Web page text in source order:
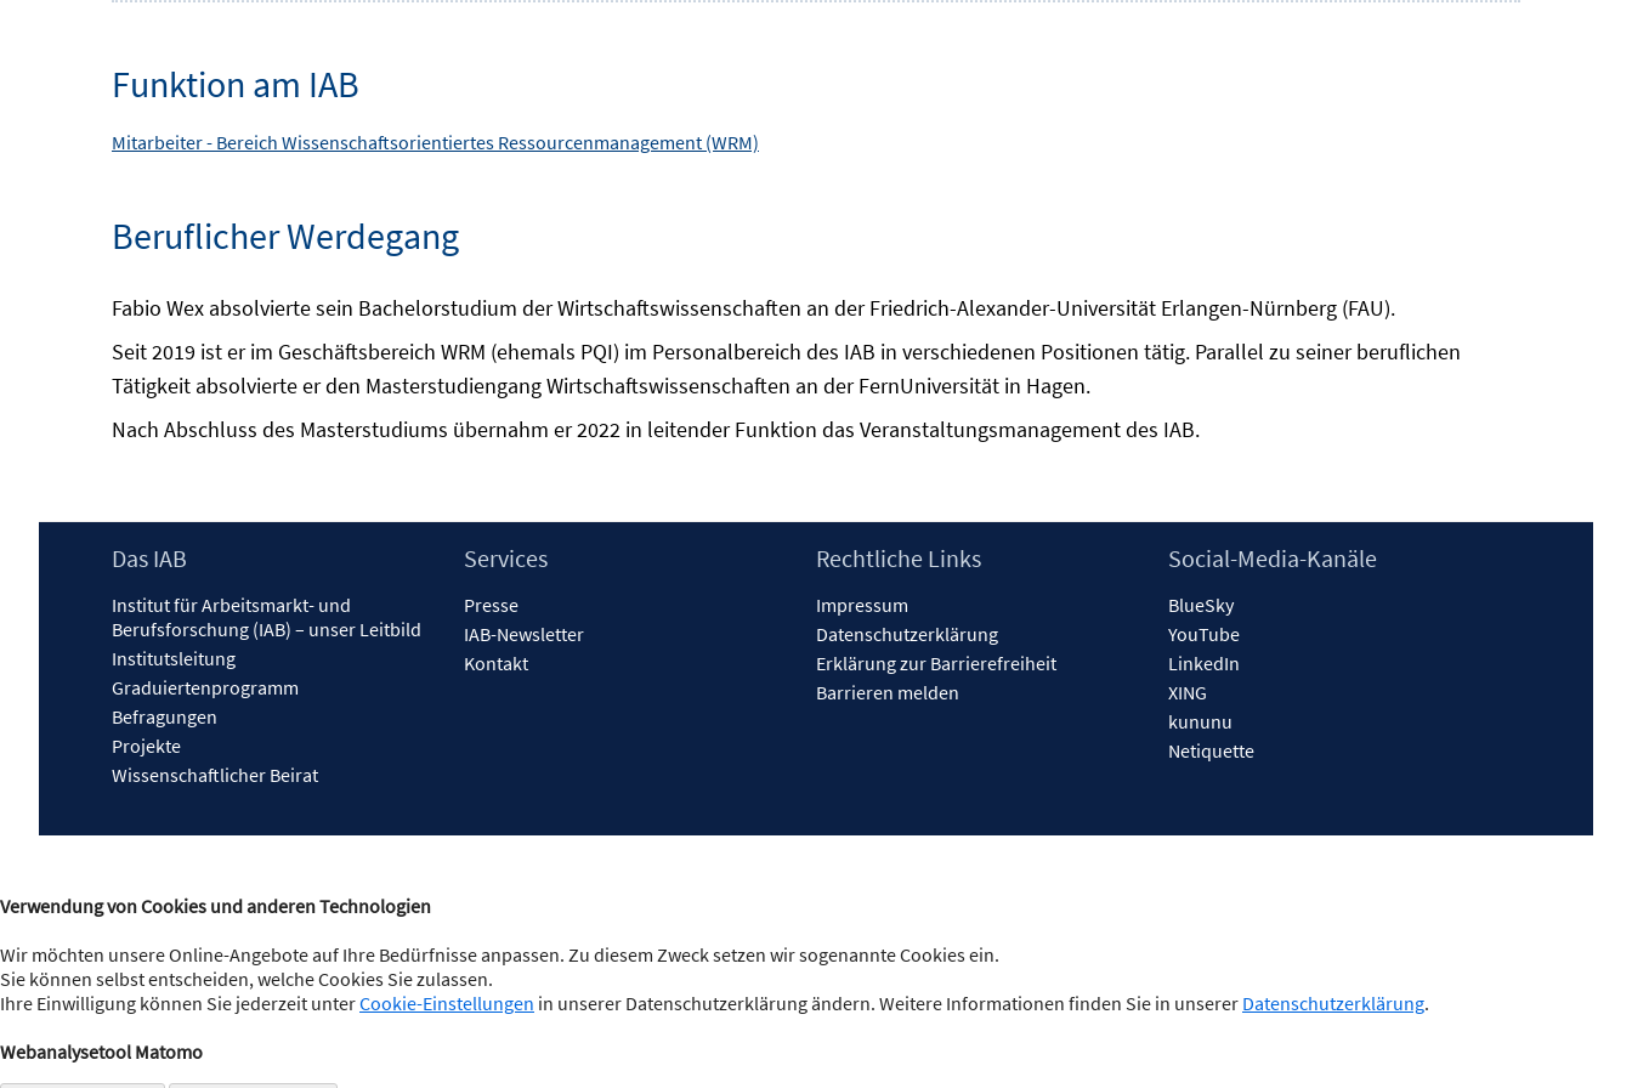
Funktion am IAB
Mitarbeiter - Bereich Wissenschaftsorientiertes Ressourcenmanagement (WRM)
Beruflicher Werdegang
Fabio Wex absolvierte sein Bachelorstudium der Wirtschaftswissenschaften an der Friedrich-Alexander-Universität Erlangen-Nürnberg (FAU).
Seit 2019 ist er im Geschäftsbereich WRM (ehemals PQI) im Personalbereich des IAB in verschiedenen Positionen tätig. Parallel zu seiner beruflichen
Tätigkeit absolvierte er den Masterstudiengang Wirtschaftswissenschaften an der FernUniversität in Hagen.
Nach Abschluss des Masterstudiums übernahm er 2022 in leitender Funktion das Veranstaltungsmanagement des IAB.
Footer
Das IAB
Institut für Arbeitsmarkt- und
Berufsforschung (IAB) – unser Leitbild
Institutsleitung
Graduiertenprogramm
Befragungen
Projekte
Wissenschaftlicher Beirat
Services
Presse
IAB-Newsletter
Kontakt
Rechtliche Links
Impressum
Datenschutzerklärung
Erklärung zur Barrierefreiheit
Barrieren melden
Social-Media-Kanäle
BlueSky
YouTube
LinkedIn
XING
kununu
Netiquette
Verwendung von Cookies und anderen Technologien
Wir möchten unsere Online-Angebote auf Ihre Bedürfnisse anpassen. Zu diesem Zweck setzen wir sogenannte Cookies ein.
Sie können selbst entscheiden, welche Cookies Sie zulassen.
Ihre Einwilligung können Sie jederzeit unterCookie-Einstellungen in unserer Datenschutzerklärung ändern. Weitere Informationen finden Sie in unserer Datenschutzerklärung.
Webanalysetool Matomo